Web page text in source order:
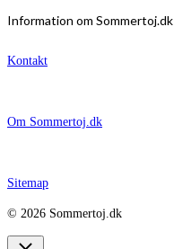
Information om Sommertoj.dk
Kontakt
Om Sommertoj.dk
Sitemap
© 2026 Sommertoj.dk